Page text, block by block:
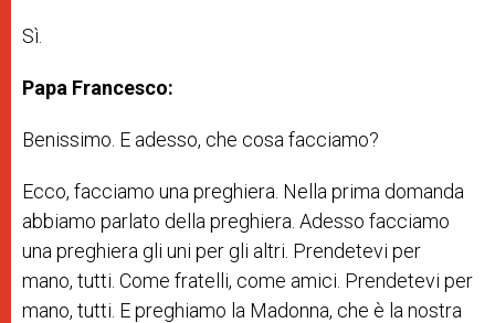
Sì.
Papa Francesco:
Benissimo. E adesso, che cosa facciamo?
Ecco, facciamo una preghiera. Nella prima domanda
abbiamo parlato della preghiera. Adesso facciamo
una preghiera gli uni per gli altri. Prendetevi per
mano, tutti. Come fratelli, come amici. Prendetevi per
mano, tutti. E preghiamo la Madonna, che è la nostra